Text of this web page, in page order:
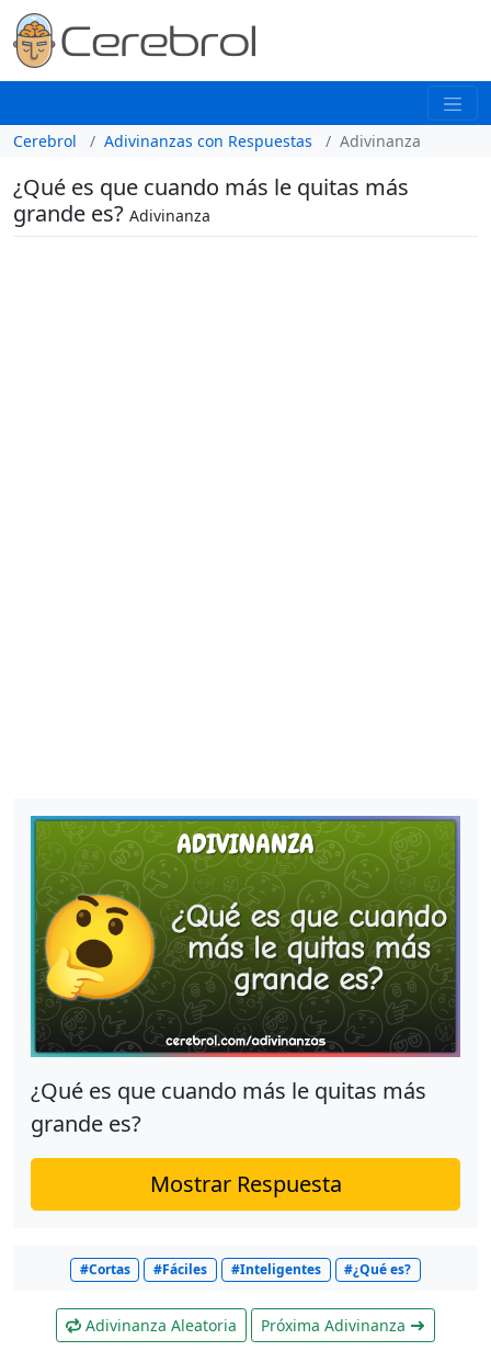
Cerebrol Adivinanzas con Respuestas Adivinanza
¿Qué es que cuando más le quitas más
grande es? Adivinanza
¿Qué es que cuando más le quitas más
grande es?
Mostrar Respuesta
#Cortas #Fáciles #Inteligentes #¿Qué es?
Adivinanza Aleatoria Próxima Adivinanza